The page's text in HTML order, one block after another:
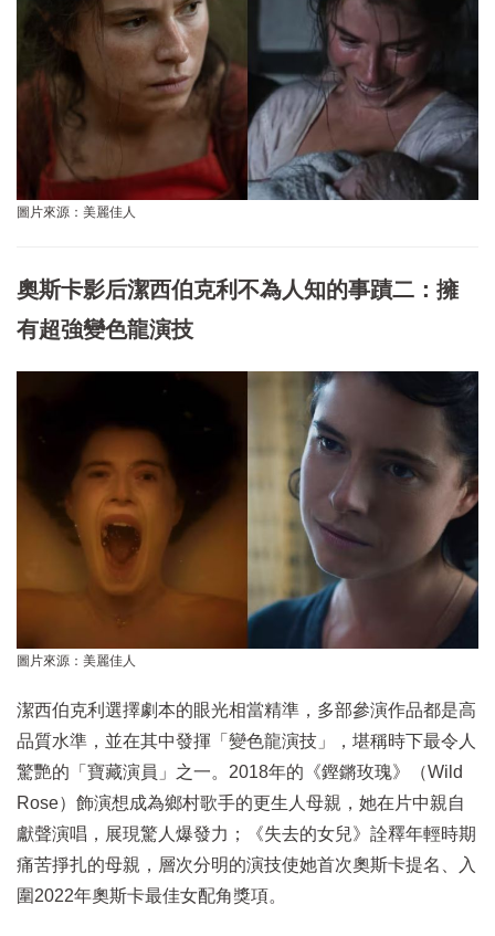
圖片來源：美麗佳人
奧斯卡影后潔西伯克利不為人知的事蹟二：擁
有超強變色龍演技
圖片來源：美麗佳人
潔西伯克利選擇劇本的眼光相當精準，多部參演作品都是高
品質水準，並在其中發揮「變色龍演技」，堪稱時下最令人
驚艷的「寶藏演員」之一。2018年的《鏗鏘玫瑰》（Wild
Rose）飾演想成為鄉村歌手的更生人母親，她在片中親自
獻聲演唱，展現驚人爆發力；《失去的女兒》詮釋年輕時期
痛苦掙扎的母親，層次分明的演技使她首次奧斯卡提名、入
圍2022年奧斯卡最佳女配角獎項。